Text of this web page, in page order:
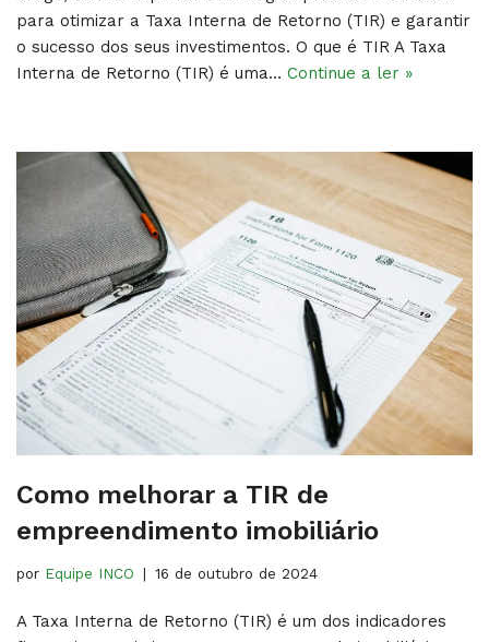
para otimizar a Taxa Interna de Retorno (TIR) e garantir
o sucesso dos seus investimentos. O que é TIR A Taxa
Interna de Retorno (TIR) é uma… Continue a ler »
Como melhorar a TIR de
empreendimento imobiliário
por Equipe INCO 16 de outubro de 2024
A Taxa Interna de Retorno (TIR) é um dos indicadores